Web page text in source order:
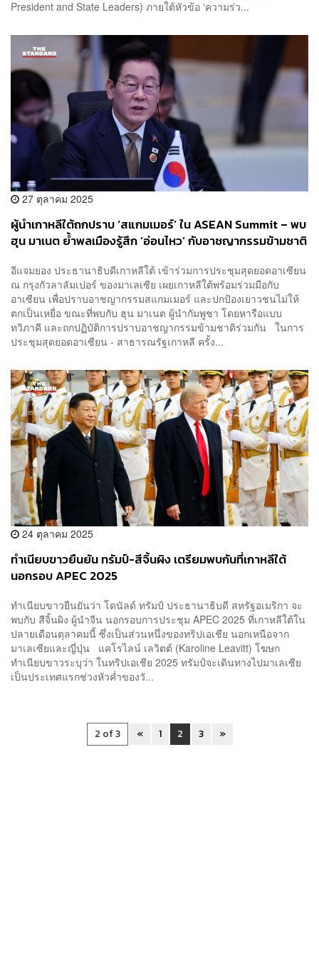
President and State Leaders) ภายใต้หัวข้อ ‘ความร่ว...
27 ตุลาคม 2025
ผู้นำเกาหลีใต้ถกปราบ ‘สแกมเมอร์’ ใน ASEAN Summit – พบ
ฮุน มาเนต ย้ำพลเมืองรู้สึก ‘อ่อนไหว’ กับอาชญากรรมข้ามชาติ
อีแจมยอง ประธานาธิบดีเกาหลีใต้ เข้าร่วมการประชุมสุดยอดอาเซียน
ณ กรุงกัวลาลัมเปอร์ ของมาเลเซีย เผยเกาหลีใต้พร้อมร่วมมือกับ
อาเซียน เพื่อปราบอาชญากรรมสแกมเมอร์ และปกป้องเยาวชนไม่ให้
ตกเป็นเหยื่อ ขณะที่พบกับ ฮุน มาเนต ผู้นำกัมพูชา โดยหารือแบบ
ทวิภาคี และถกปฏิบัติการปราบอาชญากรรมข้ามชาติร่วมกัน ในการ
ประชุมสุดยอดอาเซียน - สาธารณรัฐเกาหลี ครั้ง...
24 ตุลาคม 2025
ทำเนียบขาวยืนยัน ทรัมป์-สีจิ้นผิง เตรียมพบกันที่เกาหลีใต้
นอกรอบ APEC 2025
ทำเนียบขาวยืนยันว่า โดนัลด์ ทรัมป์ ประธานาธิบดี สหรัฐอเมริกา จะ
พบกับ สีจิ้นผิง ผู้นำจีน นอกรอบการประชุม APEC 2025 ที่เกาหลีใต้ใน
ปลายเดือนตุลาคมนี้ ซึ่งเป็นส่วนหนึ่งของทริปเอเชีย นอกเหนือจาก
มาเลเซียและญี่ปุ่น แคโรไลน์ เลวิตต์ (Karoline Leavitt) โฆษก
ทำเนียบขาวระบุว่า ในทริปเอเชีย 2025 ทรัมป์จะเดินทางไปมาเลเซีย
เป็นประเทศแรกช่วงหัวค่ำของวั...
2 of 3 « 1 2 3 »